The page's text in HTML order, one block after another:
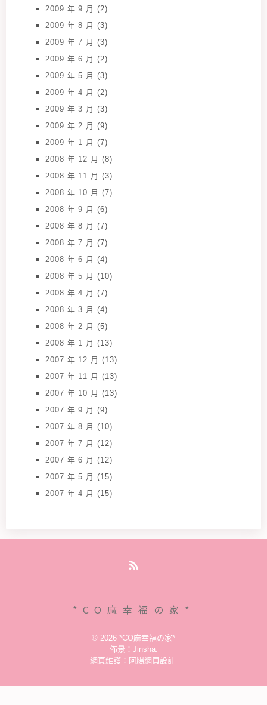
2009 年 9 月 (2)
2009 年 8 月 (3)
2009 年 7 月 (3)
2009 年 6 月 (2)
2009 年 5 月 (3)
2009 年 4 月 (2)
2009 年 3 月 (3)
2009 年 2 月 (9)
2009 年 1 月 (7)
2008 年 12 月 (8)
2008 年 11 月 (3)
2008 年 10 月 (7)
2008 年 9 月 (6)
2008 年 8 月 (7)
2008 年 7 月 (7)
2008 年 6 月 (4)
2008 年 5 月 (10)
2008 年 4 月 (7)
2008 年 3 月 (4)
2008 年 2 月 (5)
2008 年 1 月 (13)
2007 年 12 月 (13)
2007 年 11 月 (13)
2007 年 10 月 (13)
2007 年 9 月 (9)
2007 年 8 月 (10)
2007 年 7 月 (12)
2007 年 6 月 (12)
2007 年 5 月 (15)
2007 年 4 月 (15)
*CO麻幸福の家*
© 2026 *CO麻幸福の家*
佈景： Jinsha
網頁維護： 阿腸網頁設計.